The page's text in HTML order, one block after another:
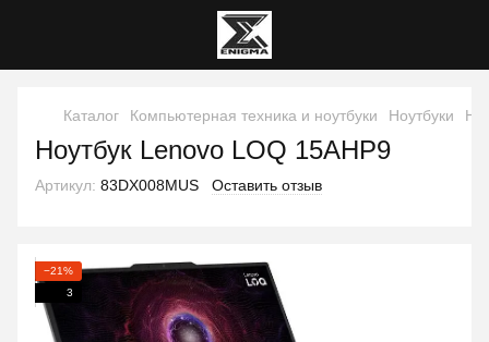
Каталог Компьютерная техника и ноутбуки Ноутбуки
Ноутбук Lenovo LOQ 15AHP9
Артикул: 83DX008MUS Оставить отзыв
−21%
3